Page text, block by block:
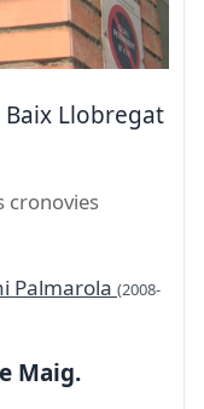
Baix Llobregat
cronovies
Palmarola (2008-
Maig.